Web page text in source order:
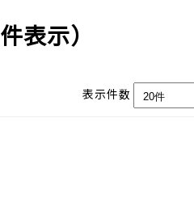
表示）
表示件数